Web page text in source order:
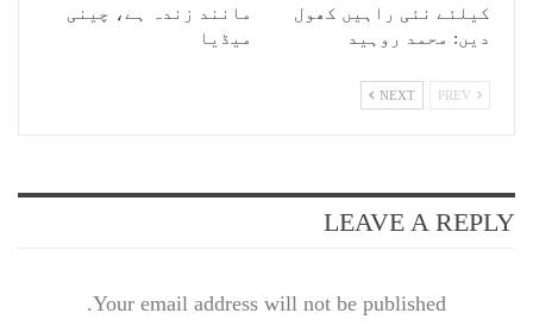
کیلئے نئی راہیں کھول
دیں: محمد روہید
مانند زندہ ہے، چینی
میڈیا
NEXT
LEAVE A REPLY
Your email address will not be published.